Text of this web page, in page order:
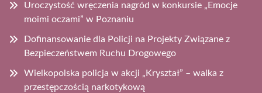
Uroczystość wręczenia nagród w konkursie „Emocje
moimi oczami” w Poznaniu
Dofinansowanie dla Policji na Projekty Związane z
Bezpieczeństwem Ruchu Drogowego
Wielkopolska policja w akcji „Kryształ” – walka z
przestępczością narkotykową